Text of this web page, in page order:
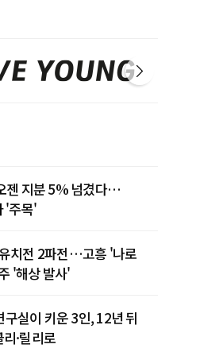
젠 지분 5% 넘겼다…
'주목'
치전 2파전…고흥 '나로
'해상 발사'
구실이 키운 3인, 12년 뒤
·릴리로